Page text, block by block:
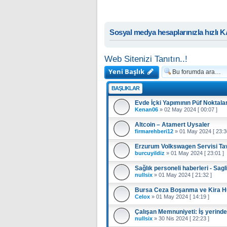
Sosyal medya hesaplarınızla hızlı
Web Sitenizi Tanıtın..!
Yeni Başlık
BAŞLIKLAR
Evde İçki Yapımının Püf
Kenan06 » 02 May 2024 [ 00:07 ]
Altcoin – Atamert Uysaler
firmarehberi12 » 01 May 2024 [
Erzurum Volkswagen Servisi
burcuyildiz » 01 May 2024 [ 23:01 ]
Sağlık personeli haberleri -
nullsix » 01 May 2024 [ 21:32 ]
Bursa Ceza Boşanma ve Kira
Celox » 01 May 2024 [ 14:19 ]
Çalışan Memnuniyeti: İş yerinde
nullsix » 30 Nis 2024 [ 22:23 ]